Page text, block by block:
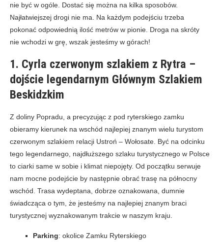
nie być w ogóle. Dostać się można na kilka sposobów.
Najłatwiejszej drogi nie ma. Na każdym podejściu trzeba
pokonać odpowiednią ilość metrów w pionie. Droga na skróty
nie wchodzi w grę, wszak jesteśmy w górach!
1. Cyrla czerwonym szlakiem z Rytra –
dojście legendarnym Głównym Szlakiem
Beskidzkim
Z doliny Popradu, a precyzując z pod ryterskiego zamku
obieramy kierunek na wschód najlepiej znanym wielu turystom
czerwonym szlakiem relacji Ustroń – Wołosate. Być na odcinku
tego legendarnego, najdłuższego szlaku turystycznego w Polsce
to ciarki same w sobie i klimat niepojęty. Od początku serwuje
nam mocne podejście by następnie obrać trasę na północny
wschód. Trasa wydeptana, dobrze oznakowana, dumnie
świadcząca o tym, że jesteśmy na najlepiej znanym braci
turystycznej wyznakowanym trakcie w naszym kraju.
Parking: okolice Zamku Ryterskiego